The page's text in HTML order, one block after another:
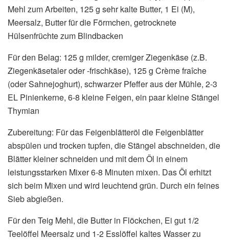
Mehl zum Arbeiten, 125 g sehr kalte Butter, 1 Ei (M),
Meersalz, Butter für die Förmchen, getrocknete
Hülsenfrüchte zum Blindbacken
Für den Belag: 125 g milder, cremiger Ziegenkäse (z.B.
Ziegenkäsetaler oder -frischkäse), 125 g Crème fraîche
(oder Sahnejoghurt), schwarzer Pfeffer aus der Mühle, 2-3
EL Pinienkerne, 6-8 kleine Feigen, ein paar kleine Stängel
Thymian
Zubereitung: Für das Feigenblätteröl die Feigenblätter
abspülen und trocken tupfen, die Stängel abschneiden, die
Blätter kleiner schneiden und mit dem Öl in einem
leistungsstarken Mixer 6-8 Minuten mixen. Das Öl erhitzt
sich beim Mixen und wird leuchtend grün. Durch ein feines
Sieb abgießen.
Für den Teig Mehl, die Butter in Flöckchen, Ei gut 1/2
Teelöffel Meersalz und 1-2 Esslöffel kaltes Wasser zu